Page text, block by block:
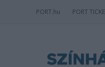
PORT.hu PORT